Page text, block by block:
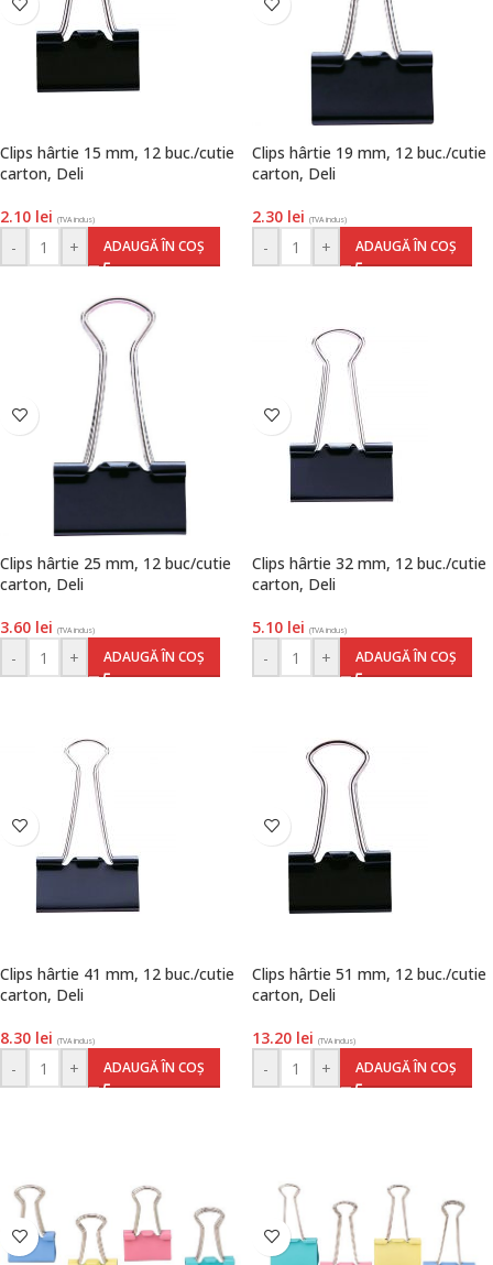
Clips hârtie 15 mm, 12 buc./cutie
carton, Deli
2.10 lei (TVA inclus)
- + ADAUGĂ ÎN COȘ
Clips hârtie 19 mm, 12 buc./cutie
carton, Deli
2.30 lei (TVA inclus)
- + ADAUGĂ ÎN COȘ
Clips hârtie 25 mm, 12 buc/cutie
carton, Deli
3.60 lei (TVA inclus)
- + ADAUGĂ ÎN COȘ
Clips hârtie 32 mm, 12 buc./cutie
carton, Deli
5.10 lei (TVA inclus)
- + ADAUGĂ ÎN COȘ
Clips hârtie 41 mm, 12 buc./cutie
carton, Deli
8.30 lei (TVA inclus)
- + ADAUGĂ ÎN COȘ
Clips hârtie 51 mm, 12 buc./cutie
carton, Deli
13.20 lei (TVA inclus)
- + ADAUGĂ ÎN COȘ